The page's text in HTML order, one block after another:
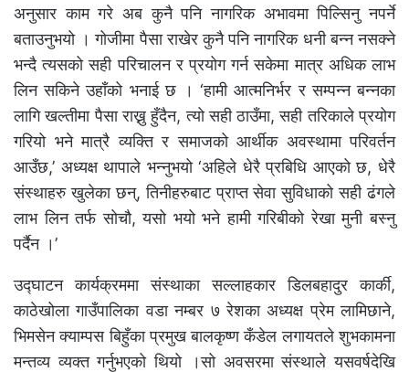
अनुसार काम गरे अब कुनै पनि नागरिक अभावमा पिल्सिनु नपर्ने
बताउनुभयो । गोजीमा पैसा राखेर कुनै पनि नागरिक धनी बन्न नसक्ने
भन्दै त्यसको सही परिचालन र प्रयोग गर्न सकेमा मात्र अधिक लाभ
लिन सकिने उहाँको भनाई छ । ‘हामी आत्मनिर्भर र सम्पन्न बन्नका
लागि खल्तीमा पैसा राख्नु हुँदैन, त्यो सही ठाउँमा, सही तरिकाले प्रयोग
गरियो भने मात्रै व्यक्ति र समाजको आर्थीक अवस्थामा परिवर्तन
आउँछ,’ अध्यक्ष थापाले भन्नुभयो ‘अहिले धेरै प्रबिधि आएको छ, धेरै
संस्थाहरु खुलेका छन्, तिनीहरुबाट प्राप्त सेवा सुविधाको सही ढंगले
लाभ लिन तर्फ सोचौ, यसो भयो भने हामी गरिबीको रेखा मुनी बस्नु
पर्दैन ।’
उद्घाटन कार्यक्रममा संस्थाका सल्लाहकार डिलबहादुर कार्की,
काठेखोला गाउँपालिका वडा नम्बर ७ रेशका अध्यक्ष प्रेम लामिछाने,
भिमसेन क्याम्पस बिहुँका प्रमुख बालकृष्ण कँडेल लगायतले शुभकामना
मन्तव्य व्यक्त गर्नुभएको थियो ।सो अवसरमा संस्थाले यसवर्षदेखि